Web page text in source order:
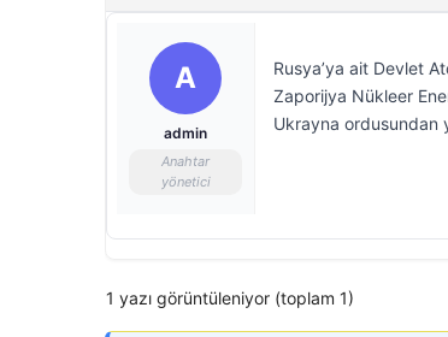
A
admin
Anahtar
yönetici
Rusya’ya ait Devlet
Zaporijya Nükleer
Ukrayna ordusundan
1 yazı görüntüleniyor (toplam 1)